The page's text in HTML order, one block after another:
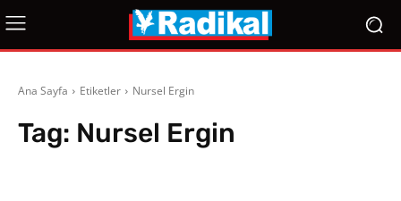
Ana Sayfa Etiketler Nursel Ergin
Tag: Nursel Ergin